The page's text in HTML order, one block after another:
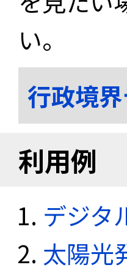
い。
行政境
利用例
デジタ
太陽光